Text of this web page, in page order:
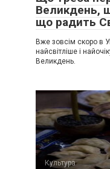
Великдень,
що радить
Вже зовсім скоро в
найсвітліше і
Великдень.
Культура